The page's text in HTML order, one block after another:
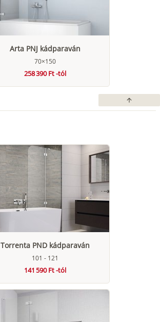
Arta PNJ kádparaván
70×150
258 390 Ft -tól
arrow_upward
Torrenta PND kádparaván
101 - 121
141 590 Ft -tól